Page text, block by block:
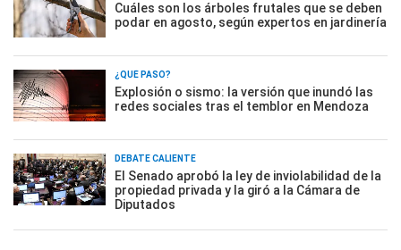
Cuáles son los árboles frutales que se deben
podar en agosto, según expertos en jardinería
¿QUÉ PASÓ?
Explosión o sismo: la versión que inundó las
redes sociales tras el temblor en Mendoza
DEBATE CALIENTE
El Senado aprobó la ley de inviolabilidad de la
propiedad privada y la giró a la Cámara de
Diputados